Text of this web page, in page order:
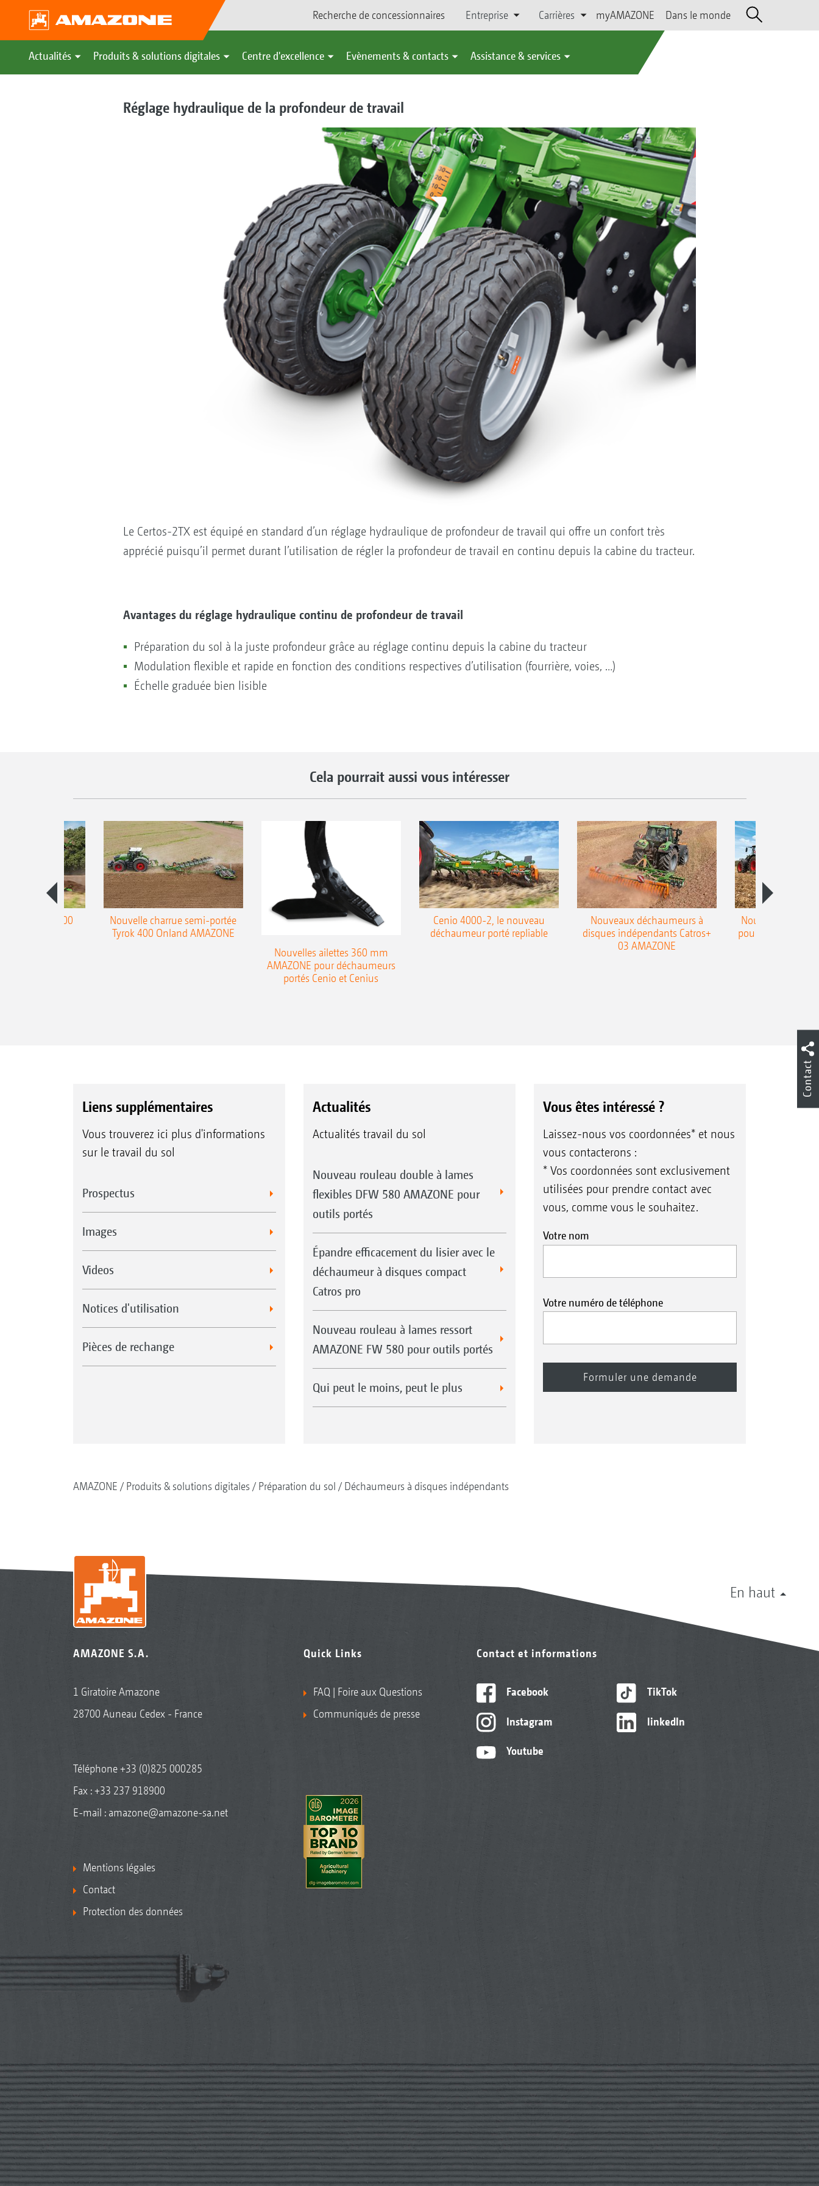
Recherche de concessionnaires Entreprise Carrières myAMAZONE Dans le monde
Actualités Produits & solutions digitales Centre d'excellence Evènements & contacts Assistance & services
Réglage hydraulique de la profondeur de travail
Le Certos-2TX est équipé en standard d’un réglage hydraulique de profondeur de travail qui offre un confort très
apprécié puisqu’il permet durant l’utilisation de régler la profondeur de travail en continu depuis la cabine du tracteur.
Avantages du réglage hydraulique continu de profondeur de travail
Préparation du sol à la juste profondeur grâce au réglage continu depuis la cabine du tracteur
Modulation flexible et rapide en fonction des conditions respectives d’utilisation (fourrière, voies, …)
Échelle graduée bien lisible
Cela pourrait aussi vous intéresser
Teres 300
Nouvelle charrue semi-portée
Tyrok 400 Onland AMAZONE
Nouvelles ailettes 360 mm
AMAZONE pour déchaumeurs
portés Cenio et Cenius
Cenio 4000-2, le nouveau
déchaumeur porté repliable
Nouveaux déchaumeurs à
disques indépendants Catros+
03 AMAZONE
Nouvelle double
pour le
Liens supplémentaires
Vous trouverez ici plus d'informations
sur le travail du sol
Prospectus
Images
Videos
Notices d'utilisation
Pièces de rechange
Actualités
Actualités travail du sol
Nouveau rouleau double à lames
flexibles DFW 580 AMAZONE pour
outils portés
Épandre efficacement du lisier avec le
déchaumeur à disques compact
Catros pro
Nouveau rouleau à lames ressort
AMAZONE FW 580 pour outils portés
Qui peut le moins, peut le plus
Vous êtes intéressé ?
Laissez-nous vos coordonnées* et nous
vous contacterons :
* Vos coordonnées sont exclusivement
utilisées pour prendre contact avec
vous, comme vous le souhaitez.
Votre nom
Votre numéro de téléphone
AMAZONE Produits & solutions digitales Préparation du sol Déchaumeurs à disques indépendants
En haut
AMAZONE S.A.
1 Giratoire Amazone
28700 Auneau Cedex - France
Téléphone+33 (0)825 000285
Fax : +33 237 918900
E-mail : amazone@amazone-sa.net
Mentions légales
Contact
Protection des données
Quick Links
FAQ | Foire aux Questions
Communiqués de presse
Contact et informations
Facebook
Instagram
Youtube
TikTok
linkedIn
Contact